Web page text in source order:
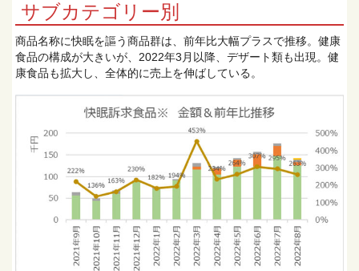
サブカテゴリー別
商品名称に快眠を謳う商品群は、前年比大幅プラスで推移。健康
食品の構成が大きいが、2022年3月以降、デザート類も出現。健
康食品も拡大し、全体的に売上を伸ばしている。